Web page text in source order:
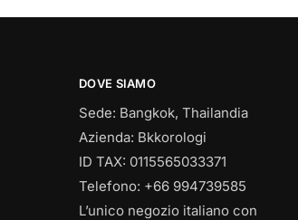
DOVE SIAMO
Sede: Bangkok, Thailandia
Azienda: Bkkorologi
ID TAX: 0115565033371
Telefono: +66 994739585
L’unico negozio italiano con